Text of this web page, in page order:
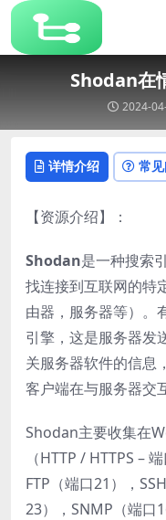
Shodan在
2024-
详情介绍 常
【资源介绍】：
Shodan是一种搜索
找连接到互联网的特
由器，服务器等）。
引擎，这是服务器发
关服务器软件的信息
客户端在与服务器交
Shodan主要收集在
（HTTP / HTTPS –
FTP（端口21），
23），SNMP（端口